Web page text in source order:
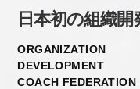
日本初の組織
ORGANIZATION
DEVELOPMENT
COACH FEDERATION